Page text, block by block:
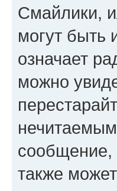
Смайлики,
могут быть
означает
можно
сообщение,
также